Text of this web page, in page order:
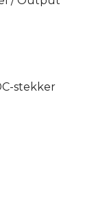
stekker